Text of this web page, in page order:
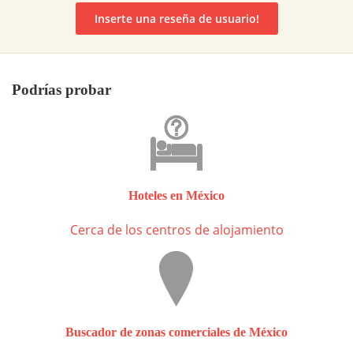
Inserte una reseña de usuario!
Podrías probar
Hoteles en México
Cerca de los centros de alojamiento
Buscador de zonas comerciales de México